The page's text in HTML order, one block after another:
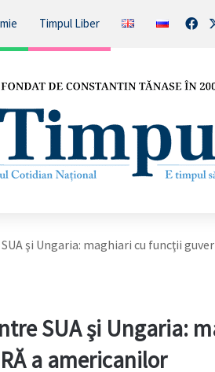
Timpul Liber
şi Ungaria: maghiari cu funcţii
SUA şi Ungaria:
a americanilor